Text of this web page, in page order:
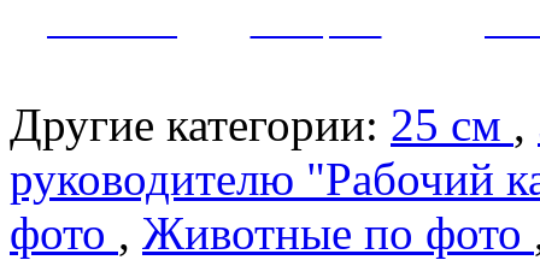
Другие категории: 25 см ,
руководителю "Рабочий
фото , Животные по фото